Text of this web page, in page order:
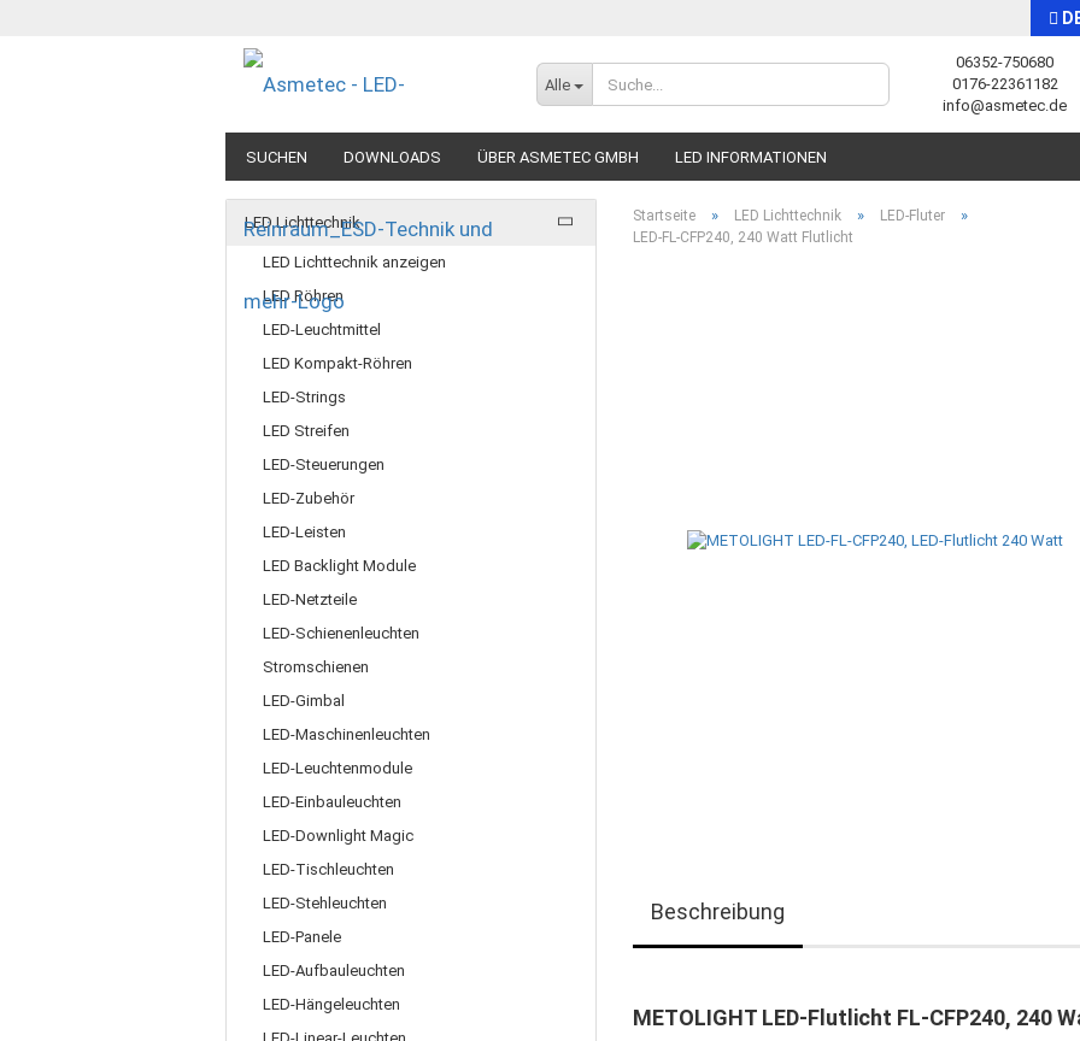
Sprache auswählen
Alle
06352-750680
0176-22361182
info@asmetec.de
SUCHEN DOWNLOADS ÜBER ASMETEC GMBH LED INFORMATIONEN
Startseite » LED Lichttechnik » LED-Fluter »
LED-FL-CFP240, 240 Watt Flutlicht
Beschreibung
METOLIGHT LED-Flutlicht FL-CFP240, 240
LED Lichttechnik
LED Lichttechnik anzeigen
LED Röhren
LED-Leuchtmittel
LED Kompakt-Röhren
LED-Strings
LED Streifen
LED-Steuerungen
LED-Zubehör
LED-Leisten
LED Backlight Module
LED-Netzteile
LED-Schienenleuchten
Stromschienen
LED-Gimbal
LED-Maschinenleuchten
LED-Leuchtenmodule
LED-Einbauleuchten
LED-Downlight Magic
LED-Tischleuchten
LED-Stehleuchten
LED-Panele
LED-Aufbauleuchten
LED-Hängeleuchten